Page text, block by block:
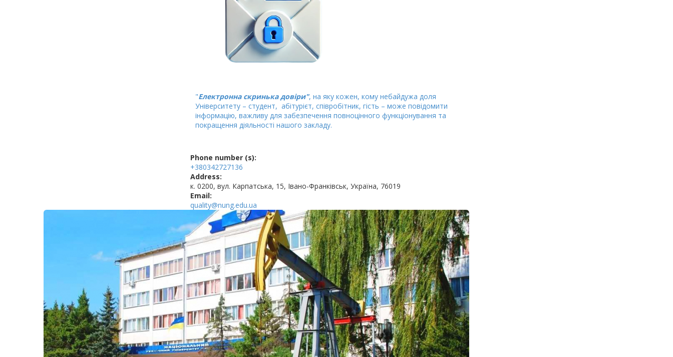
"Електронна скринька довіри", на яку кожен, кому небайдужа доля
Університету – студент, абітурієт, співробітник, гість – може повідомити
інформацію, важливу для забезпечення повноцінного функціонування та
покращення діяльності нашого закладу.
Phone number (s):
+380342727136
Address:
к. 0200, вул. Карпатська, 15, Івано-Франківськ, Україна, 76019
Email:
quality@nung.edu.ua